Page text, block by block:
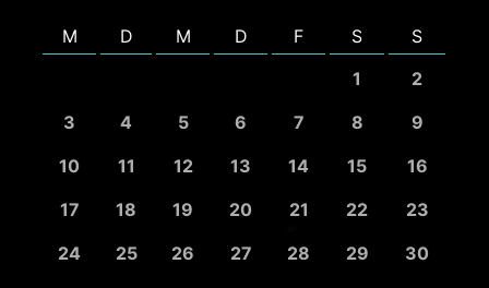
M D M D F S
S
1
2
3
4 5 6 7 8
9
10
11 12 13 14 15
16
17
18 19 20 21 22
23
24
25 26 27 28 29
30